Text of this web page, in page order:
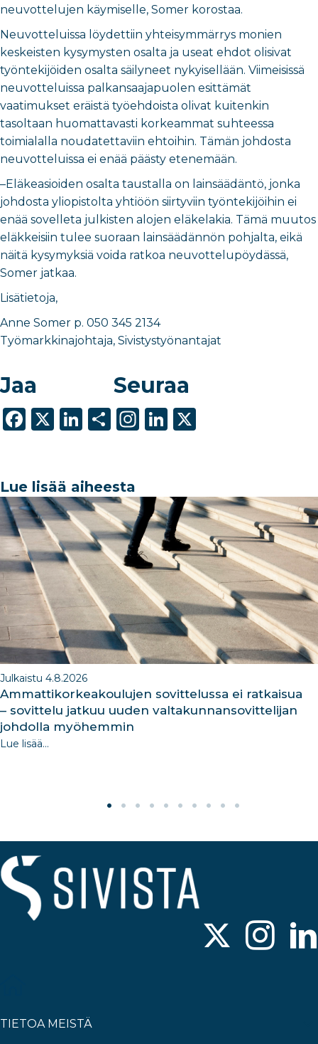
neuvottelujen käymiselle, Somer korostaa.
Neuvotteluissa löydettiin yhteisymmärrys monien
keskeisten kysymysten osalta ja useat ehdot olisivat
työntekijöiden osalta säilyneet nykyisellään. Viimeisissä
neuvotteluissa palkansaajapuolen esittämät
vaatimukset eräistä työehdoista olivat kuitenkin
tasoltaan huomattavasti korkeammat suhteessa
toimialalla noudatettaviin ehtoihin. Tämän johdosta
neuvotteluissa ei enää päästy etenemään.
–Eläkeasioiden osalta taustalla on lainsäädäntö, jonka
johdosta yliopistolta yhtiöön siirtyviin työntekijöihin ei
enää sovelleta julkisten alojen eläkelakia. Tämä muutos
eläkkeisiin tulee suoraan lainsäädännön pohjalta, eikä
näitä kysymyksiä voida ratkoa neuvottelupöydässä,
Somer jatkaa.
Lisätietoja,
Anne Somer p. 050 345 2134
Työmarkkinajohtaja, Sivistystyönantajat
Jaa
F
e
b
o
o
k
X
Li
e
dI
n
S
e
Seuraa
In
ra
m
Li
dI
n
Lue lisää aiheesta
Julkaistu 4.8.2026
Ammattikorkeakoulujen sovittelussa ei ratkaisua
– sovittelu jatkuu uuden valtakunnansovittelijan
johdolla myöhemmin
Lue lisää...
TIETOA MEISTÄ